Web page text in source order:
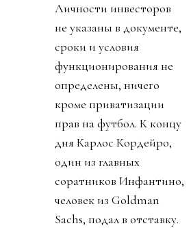
Личности инвесторов
не указаны в документе,
сроки и условия
функционирования не
определены, ничего
кроме приватизации
прав на футбол. К концу
дня Карлос Кордейро,
один из главных
соратников Инфантино,
человек из Goldman
Sachs, подал в отставку.